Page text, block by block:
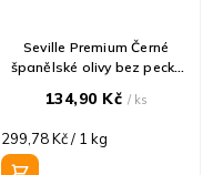
Seville Premium Černé
španělské olivy bez pecky
134,90 Kč / ks
Měrná
cena:
299,78 Kč / 1 kg